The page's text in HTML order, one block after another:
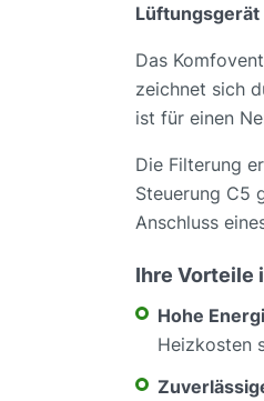
Das
zeichnet sich
ist für einen
Die Filterung
Steuerung C5
Anschluss
Ihre Vorteile
Hohe
Heizkosten